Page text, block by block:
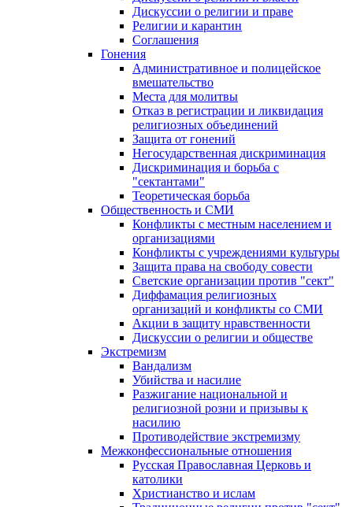
Дискуссии о религии и праве
Религии и карантин
Соглашения
Гонения
Административное и полицейское
вмешательство
Места для молитвы
Отказ в регистрации и ликвидация
религиозных объединений
Защита от гонений
Негосударственная дискриминация
Дискриминация и борьба с
"сектантами"
Теоретическая борьба
Общественность и СМИ
Конфликты с местным населением и
организациями
Конфликты с учреждениями культуры
Защита права на свободу совести
Светские организации против "сект"
Диффамация религиозных
организаций и конфликты со СМИ
Акции в защиту нравственности
Дискуссии о религии и обществе
Экстремизм
Вандализм
Убийства и насилие
Разжигание национальной и
религиозной розни и призывы к
насилию
Противодействие экстремизму
Межконфессиональные отношения
Русская Православная Церковь и
католики
Христианство и ислам